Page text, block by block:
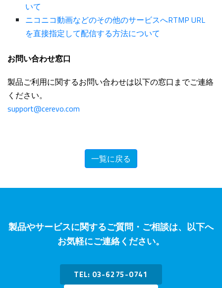
いて
ニコニコ動画などのその他のサービスへRTMP URL
を直接指定して配信する方法について
お問い合わせ窓口
製品ご利用に関するお問い合わせは以下の窓口までご連絡
ください。
support@cerevo.com
一覧に戻る
製品やサービスに関するご質問・ご相談は、以下へ
お気軽にご連絡ください。
TEL: 03-6275-0741